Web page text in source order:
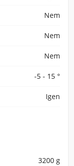
Nem
Nem
Nem
-5 - 15 °
Igen
3200 g